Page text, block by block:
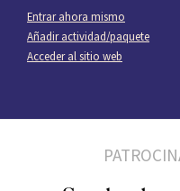
Entrar ahora mismo
Añadir actividad/paquete
Acceder al sitio web